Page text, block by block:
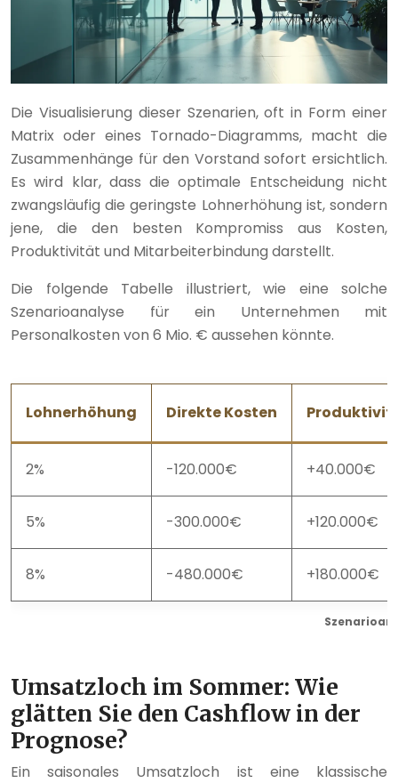
Die Visualisierung dieser Szenarien, oft in Form einer
Matrix oder eines Tornado-Diagramms, macht die
Zusammenhänge für den Vorstand sofort ersichtlich.
Es wird klar, dass die optimale Entscheidung nicht
zwangsläufig die geringste Lohnerhöhung ist, sondern
jene, die den besten Kompromiss aus Kosten,
Produktivität und Mitarbeiterbindung darstellt.
Die folgende Tabelle illustriert, wie eine solche
Szenarioanalyse für ein Unternehmen mit
Personalkosten von 6 Mio. € aussehen könnte.
Lohnerhöhung Direkte Kosten
2% -120.000€ +40.000€
5% -300.000€ +120.000€
8% -480.000€ +180.000€
Umsatzloch im Sommer: Wie
glätten Sie den Cashflow in der
Prognose?
Ein saisonales Umsatzloch ist eine klassische